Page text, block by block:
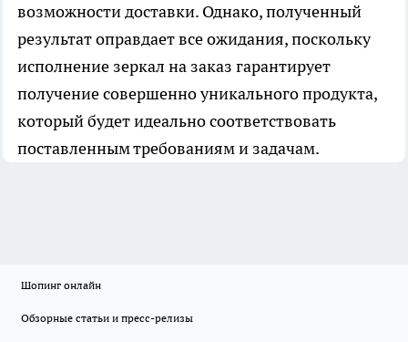
возможности доставки. Однако, полученный
результат оправдает все ожидания, поскольку
исполнение зеркал на заказ гарантирует
получение совершенно уникального продукта,
который будет идеально соответствовать
поставленным требованиям и задачам.
Шопинг онлайн
Обзорные статьи и пресс-релизы